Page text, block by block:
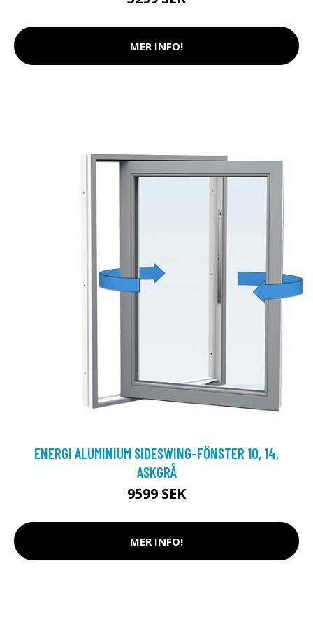
MER INFO!
ENERGI ALUMINIUM SIDESWING-FÖNSTER 10, 14,
ASKGRÅ
9599 SEK
MER INFO!